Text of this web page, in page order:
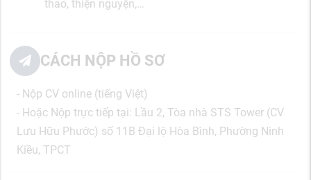
thao, thiện nguyện,…
CÁCH NỘP HỒ SƠ
- Nộp CV online (tiếng Việt)
- Hoặc Nộp trực tiếp tại: Lầu 2, Tòa nhà STS Tower (CV
Lưu Hữu Phước) số 11B Đại lộ Hòa Bình, Phường Ninh
Kiều, TPCT